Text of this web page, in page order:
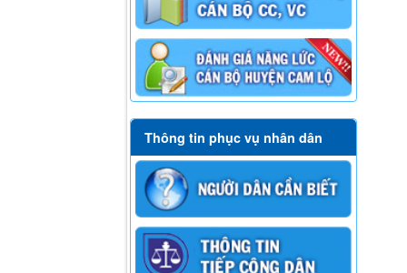
Thông tin phục vụ nhân dân